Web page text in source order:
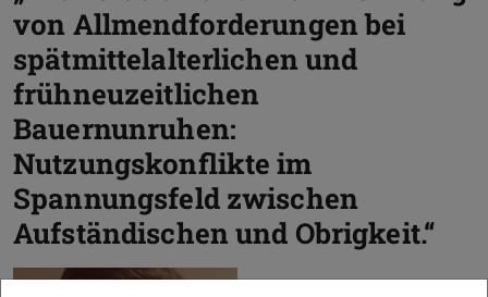
von Allmendforderungen bei
spätmittelalterlichen und
frühneuzeitlichen
Bauernunruhen:
Nutzungskonflikte im
Spannungsfeld zwischen
Aufständischen und Obrigkeit.“